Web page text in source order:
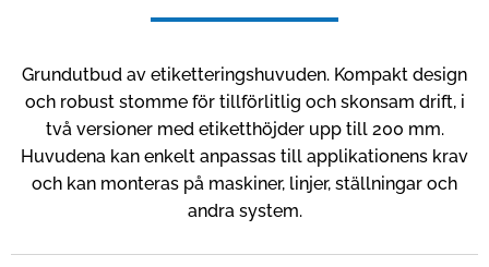
Grundutbud av etiketteringshuvuden. Kompakt design
och robust stomme för tillförlitlig och skonsam drift, i
två versioner med etiketthöjder upp till 200 mm.
Huvudena kan enkelt anpassas till applikationens krav
och kan monteras på maskiner, linjer, ställningar och
andra system.